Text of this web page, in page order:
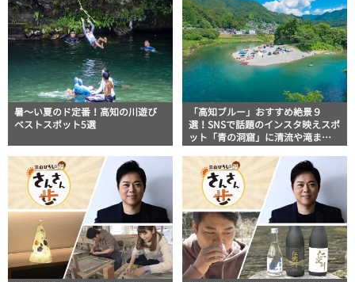
暑～い夏のド定番！高知の川遊び
ベストスポット5選
「高知ブルー」おすすめ絶景９
選！SNSで話題のインスタ映えスポ
ット「青の洞窟」に清流や滝まで